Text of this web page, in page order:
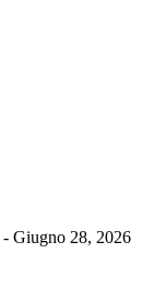
- Giugno 28, 2026